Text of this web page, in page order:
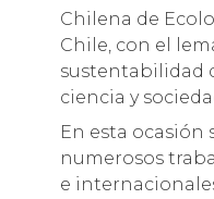
Chilena de
Chile, con el
sustentabilidad
ciencia y
En esta ocasión
numerosos
e